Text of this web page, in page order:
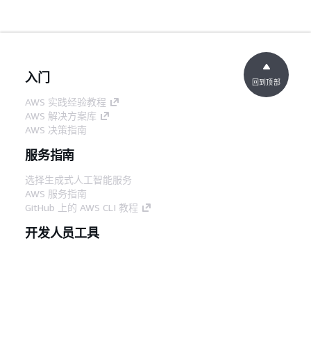
入门
AWS 实践经验教程
AWS 解决方案库
AWS 决策指南
服务指南
选择生成式人工智能服务
AWS 服务指南
GitHub 上的 AWS CLI 教程
开发人员工具
回到顶部